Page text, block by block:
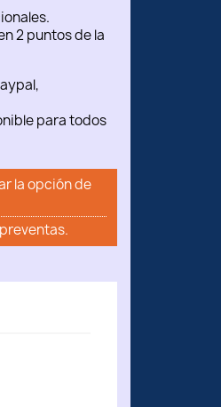
2 puntos de la
para todos
la opción de